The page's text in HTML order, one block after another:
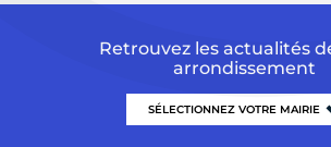
Retrouvez les actualités
arrondissement